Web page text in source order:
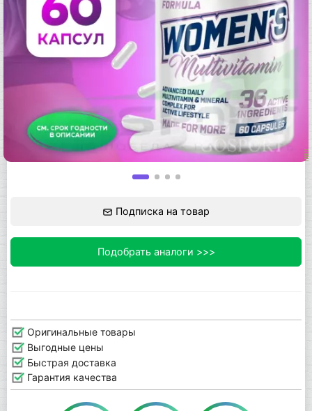
Подписка на товар
Подобрать аналоги >>>
Оригинальные товары
Выгодные цены
Быстрая доставка
Гарантия качества